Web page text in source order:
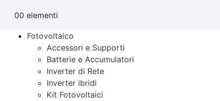
00 elementi
Fotovoltaico
Accessori e Supporti
Batterie e Accumulatori
Inverter di Rete
Inverter ibridi
Kit Fotovoltaici